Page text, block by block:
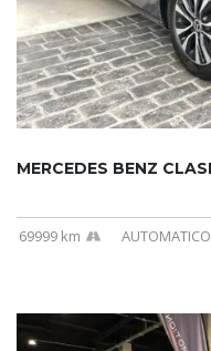
69999 km AUTOMATICO